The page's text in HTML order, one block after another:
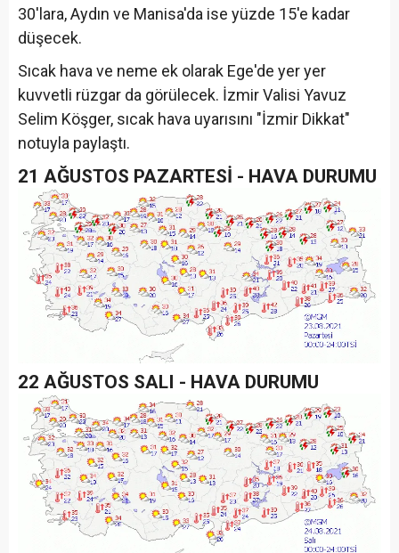
30'lara, Aydın ve Manisa'da ise yüzde 15'e kadar
düşecek.
Sıcak hava ve neme ek olarak Ege'de yer yer
kuvvetli rüzgar da görülecek. İzmir Valisi Yavuz
Selim Köşger, sıcak hava uyarısını "İzmir Dikkat"
notuyla paylaştı.
21 AĞUSTOS PAZARTESİ - HAVA DURUMU
22 AĞUSTOS SALI - HAVA DURUMU